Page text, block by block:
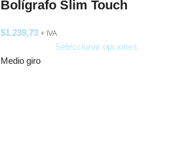
Bolígrafo Slim Touch
$1.239,73 + IVA
Seleccionar opciones
Medio giro